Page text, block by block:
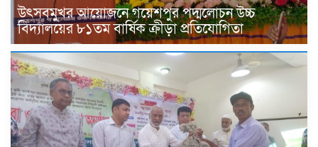
উৎসবমুখর আয়োজনে গয়েশপুর পদ্মলোচন উচ্চ
বিদ্যালয়ের ৮১তম বার্ষিক ক্রীড়া প্রতিযোগিতা